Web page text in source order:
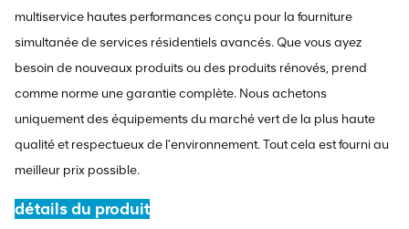
multiservice hautes performances conçu pour la fourniture
simultanée de services résidentiels avancés. Que vous ayez
besoin de nouveaux produits ou des produits rénovés, prend
comme norme une garantie complète. Nous achetons
uniquement des équipements du marché vert de la plus haute
qualité et respectueux de l'environnement. Tout cela est fourni au
meilleur prix possible.
détails du produit